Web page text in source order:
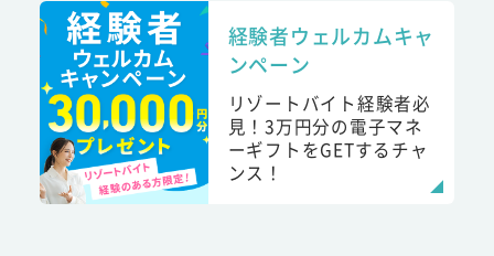
経験者ウェルカムキャ
ンペーン
リゾートバイト経験者必
見！3万円分の電子マネ
ーギフトをGETするチャ
ンス！